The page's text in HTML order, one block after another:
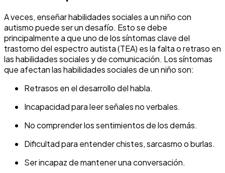
A veces, enseñar habilidades sociales a un niño con
autismo puede ser un desafío. Esto se debe
principalmente a que uno de los síntomas clave del
trastorno del espectro autista (TEA) es la falta o retraso en
las habilidades sociales y de comunicación. Los síntomas
que afectan las habilidades sociales de un niño son:
Retrasos en el desarrollo del habla.
Incapacidad para leer señales no verbales.
No comprender los sentimientos de los demás.
Dificultad para entender chistes, sarcasmo o burlas.
Ser incapaz de mantener una conversación.